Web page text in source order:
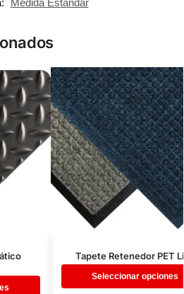
Medida Estandar
Tapete Retenedor PET
Seleccionar opciones